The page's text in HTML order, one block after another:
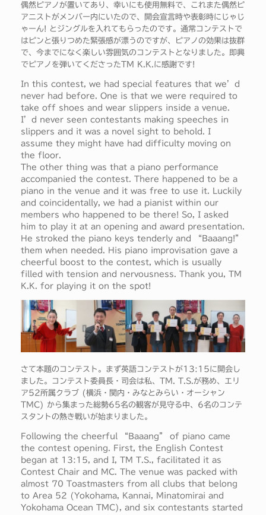
偶然ピアノが置いてあり、幸いにも使用無料で、これまた偶然ピ
アニストがメンバー内にいたので、開会宣言時や表彰時にじゃじ
ゃーん! とジングルを入れてもらったのです。通常コンテストで
はピンと張りつめた緊張感が漂うのですが、ピアノの効果は抜群
で、今までになく楽しい雰囲気のコンテストとなりました。即興
でピアノを弾いてくださったTM K.K.に感謝です!
In this contest, we had special features that we’d
never had before. One is that we were required to
take off shoes and wear slippers inside a venue.
I’d never seen contestants making speeches in
slippers and it was a novel sight to behold. I
assume they might have had difficulty moving on
the floor.
The other thing was that a piano performance
accompanied the contest. There happened to be a
piano in the venue and it was free to use it. Luckily
and coincidentally, we had a pianist within our
members who happened to be there! So, I asked
him to play it at an opening and award presentation.
He stroked the piano keys tenderly and “Baaang!”
them when needed. His piano improvisation gave a
cheerful boost to the contest, which is usually
filled with tension and nervousness. Thank you, TM
K.K. for playing it on the spot!
さて本題のコンテスト。まず英語コンテストが13:15に開会し
ました。コンテスト委員長・司会は私、TM. T.S.が務め、エリ
ア52所属クラブ (横浜・関内・みなとみらい・オーシャン
TMC) から集まった総勢65名の観客が見守る中、6名のコンテ
スタントの熱き戦いが始まりました。
Following the cheerful “Baaang” of piano came
the contest opening. First, the English Contest
began at 13:15, and I, TM T.S., facilitated it as
Contest Chair and MC. The venue was packed with
almost 70 Toastmasters from all clubs that belong
to Area 52 (Yokohama, Kannai, Minatomirai and
Yokohama Ocean TMC), and six contestants started